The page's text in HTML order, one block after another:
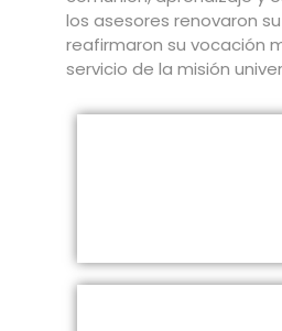
los asesores renovaron
reafirmaron su vocación
servicio de la misión